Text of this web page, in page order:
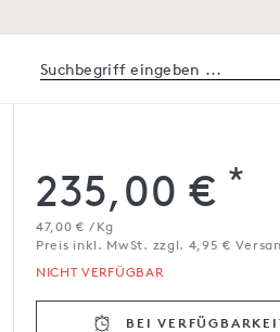
NICHT VERFÜGBAR
235,00 € *
47,00 € / Kg
Preis inkl. MwSt. zzgl. 4,95 €
BEI